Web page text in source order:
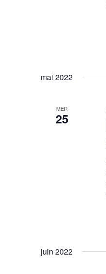
mai 2022
MER
25
juin 2022